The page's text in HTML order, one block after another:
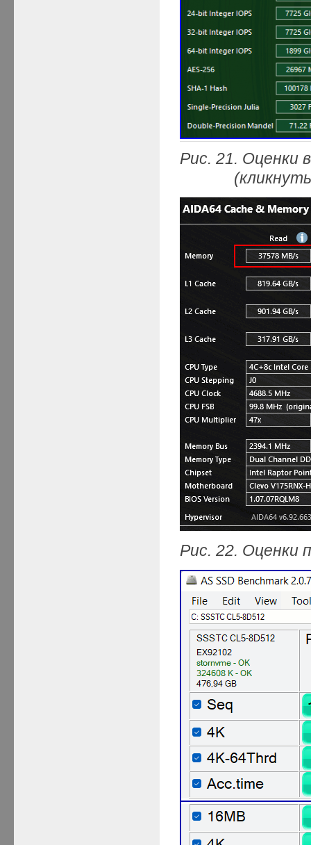
Рис. 21. Оценки
(кликнуть
Рис. 22. Оценки